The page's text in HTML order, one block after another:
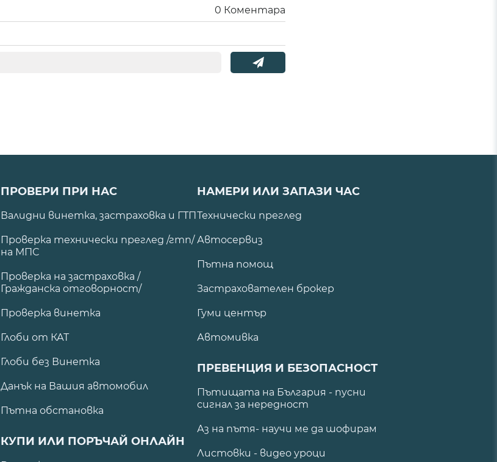
0 Коментара
ПРОВЕРИ ПРИ НАС
Валидни винетка, застраховка и ГТП
Проверка технически преглед /гтп/
на МПС
Проверка на застраховка /
Гражданска отговорност/
Проверка винетка
Глоби от КАТ
Глоби без Винетка
Данък на Вашия автомобил
Пътна обстановка
КУПИ ИЛИ ПОРЪЧАЙ ОНЛАЙН
НАМЕРИ ИЛИ ЗАПАЗИ ЧАС
Технически преглед
Автосервиз
Пътна помощ
Застрахователен брокер
Гуми център
Автомивка
ПРЕВЕНЦИЯ И БЕЗОПАСНОСТ
Пътищата на България - пусни
сигнал за нередност
Аз на пътя- научи ме да шофирам
Листовки - видео уроци